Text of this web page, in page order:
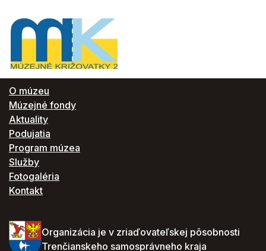
O múzeu
Múzejné fondy
Aktuality
Podujatia
Program múzea
Služby
Fotogaléria
Kontakt
Organizácia je v zriaďovateľskej pôsobnosti
Trenčianskeho samosprávneho kraja